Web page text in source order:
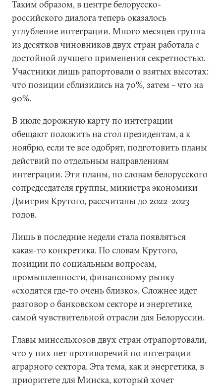
Таким образом, в центре белорусско-
российского диалога теперь оказалось
углубление интеграции. Много месяцев группа
из десятков чиновников двух стран работала с
достойной лучшего применения секретностью.
Участники лишь рапортовали о взятых высотах:
что позиции сблизились на 70%, затем – что на
90%.
В июле дорожную карту по интеграции
обещают положить на стол президентам, а к
ноябрю, если те все одобрят, подготовить планы
действий по отдельным направлениям
интеграции. Эти планы, по словам белорусского
сопредседателя группы, министра экономики
Дмитрия Крутого, рассчитаны до 2022–2023
годов.
Лишь в последние недели стала появляться
какая-то конкретика. По словам Крутого,
позиции по социальным вопросам,
промышленности, финансовому рынку
«сходятся где-то очень близко». Сложнее идет
разговор о банковском секторе и энергетике,
самой чувствительной отрасли для Белоруссии.
Главы минсельхозов двух стран отрапортовали,
что у них нет противоречий по интеграции
аграрного сектора. Эта тема, как и энергетика, в
приоритете для Минска, который хочет